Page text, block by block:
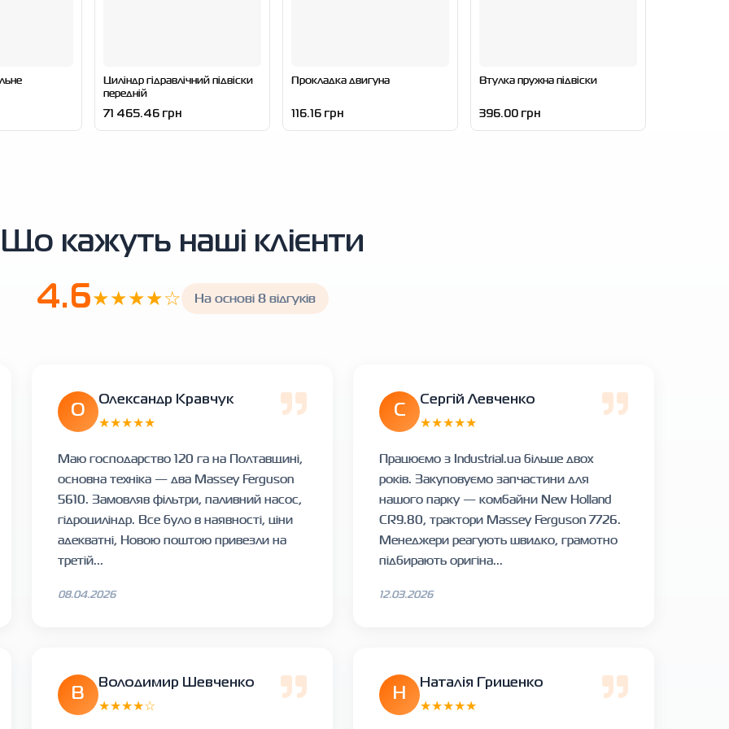
Циліндр гідравлічний підвіски
передній
71 465.46 грн
Прокладка двигуна
116.16 грн
Втулка пружна підвіски
396.00 грн
Що кажуть наші клієнти
4.6★★★★☆ На основі 8 відгуків
О
Олександр Кравчук
★★★★★
Маю господарство 120 га на Полтавщині,
основна техніка — два Massey Ferguson
5610. Замовляв фільтри, паливний насос,
гідроциліндр. Все було в наявності, ціни
адекватні, Новою поштою привезли на
третій...
08.04.2026
С
Сергій Левченко
★★★★★
Працюємо з Industrial.ua більше двох
років. Закуповуємо запчастини для
нашого парку — комбайни New Holland
CR9.80, трактори Massey Ferguson 7726.
Менеджери реагують швидко, грамотно
підбирають оригіна...
12.03.2026
В
Володимир Шевченко
★★★★☆
Н
Наталія Гриценко
★★★★★